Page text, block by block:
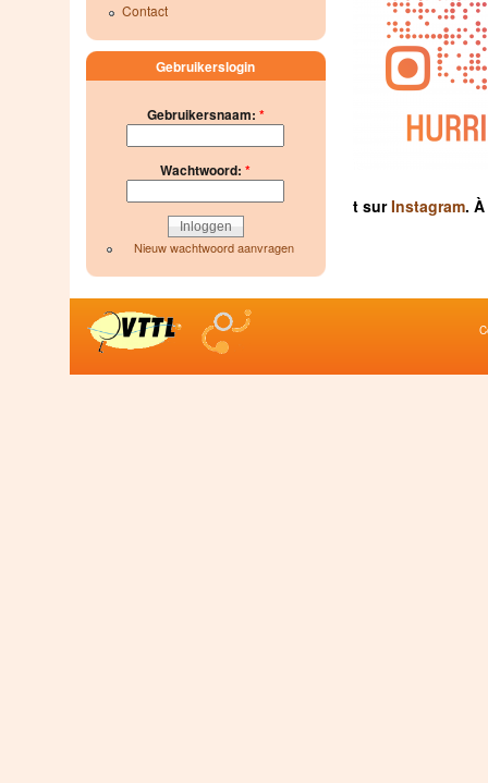
t surInstagram.
Contact
Gebruikerslogin
Gebruikersnaam: *
Wachtwoord:*
Nieuw wachtwoord aanvragen